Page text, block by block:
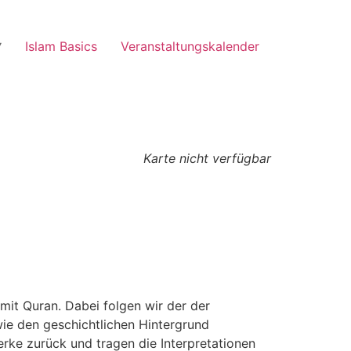
Islam Basics Veranstaltungskalender
Karte nicht verfügbar
Quran. Dabei folgen wir der der
den geschichtlichen Hintergrund
zurück und tragen die Interpretationen